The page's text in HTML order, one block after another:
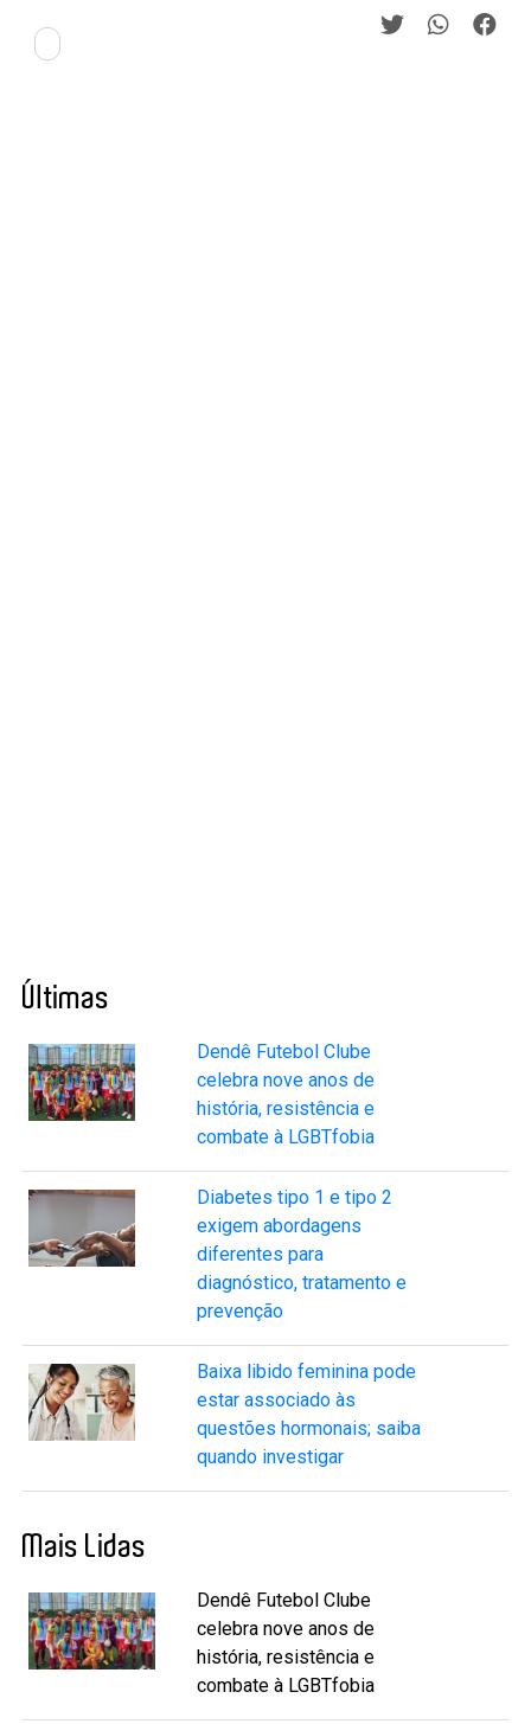
Últimas
Dendê Futebol Clube
celebra nove anos de
história, resistência e
combate à LGBTfobia
Diabetes tipo 1 e tipo 2
exigem abordagens
diferentes para
diagnóstico, tratamento e
prevenção
Baixa libido feminina pode
estar associado às
questões hormonais; saiba
quando investigar
Mais Lidas
Dendê Futebol Clube
celebra nove anos de
história, resistência e
combate à LGBTfobia